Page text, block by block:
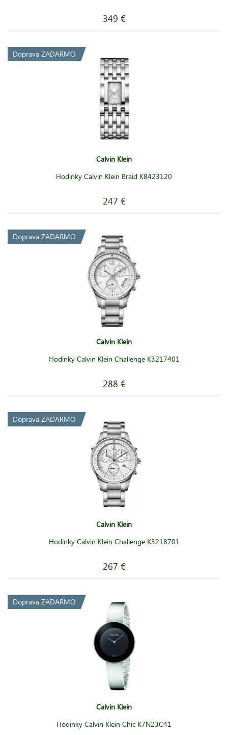
349 €
Doprava ZADARMO
Calvin Klein
Hodinky Calvin Klein Braid K8423120
247 €
Doprava ZADARMO
Calvin Klein
Hodinky Calvin Klein Challenge K3217401
288 €
Doprava ZADARMO
Calvin Klein
Hodinky Calvin Klein Challenge K3218701
267 €
Doprava ZADARMO
Calvin Klein
Hodinky Calvin Klein Chic K7N23C41